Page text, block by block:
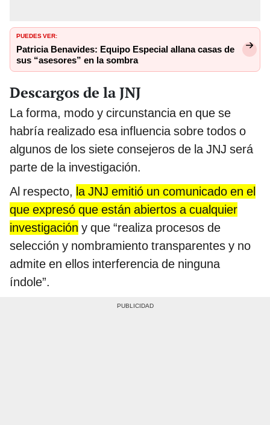
PUEDES VER:
Patricia Benavides: Equipo Especial allana casas de
sus “asesores” en la sombra
Descargos de la JNJ
La forma, modo y circunstancia en que se
habría realizado esa influencia sobre todos o
algunos de los siete consejeros de la JNJ será
parte de la investigación.
Al respecto, la JNJ emitió un comunicado en el
que expresó que están abiertos a cualquier
investigación y que “realiza procesos de
selección y nombramiento transparentes y no
admite en ellos interferencia de ninguna
índole”.